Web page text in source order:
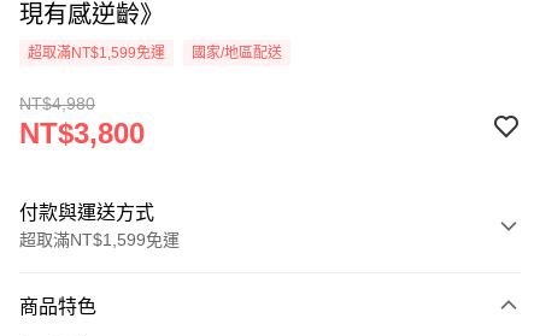
現有感逆齡》
超取滿NT$1,599免運 國家/地區配送
NT$4,980
NT$3,800
付款與運送方式
超取滿NT$1,599免運
信用卡一次付款
商品特色